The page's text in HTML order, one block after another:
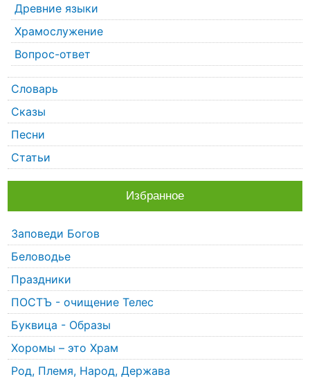
Древние языки
Храмослужение
Вопрос-ответ
Словарь
Сказы
Песни
Статьи
Избранное
Заповеди Богов
Беловодье
Праздники
ПОСТЪ - очищение Телес
Буквица - Образы
Хоромы – это Храм
Род, Племя, Народ, Держава